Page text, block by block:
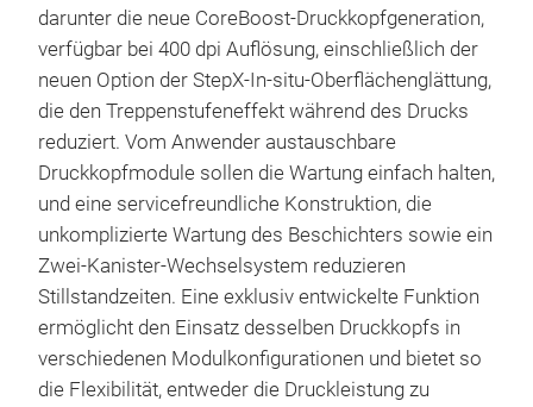
darunter die neue CoreBoost-Druckkopfgeneration,
verfügbar bei 400 dpi Auflösung, einschließlich der
neuen Option der StepX-In-situ-Oberflächenglättung,
die den Treppenstufeneffekt während des Drucks
reduziert. Vom Anwender austauschbare
Druckkopfmodule sollen die Wartung einfach halten,
und eine servicefreundliche Konstruktion, die
unkomplizierte Wartung des Beschichters sowie ein
Zwei-Kanister-Wechselsystem reduzieren
Stillstandzeiten. Eine exklusiv entwickelte Funktion
ermöglicht den Einsatz desselben Druckkopfs in
verschiedenen Modulkonfigurationen und bietet so
die Flexibilität, entweder die Druckleistung zu